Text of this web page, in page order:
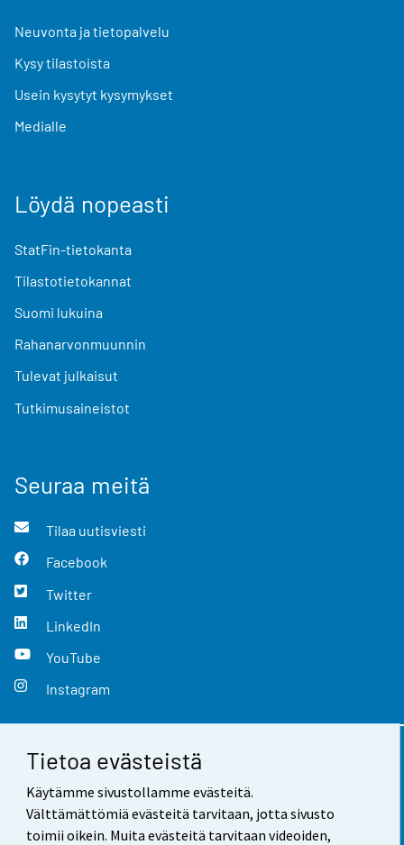
Tietoa evästeistä
Käytämme sivustollamme evästeitä.
Välttämättömiä evästeitä tarvitaan, jotta sivusto
toimii oikein. Muita evästeitä tarvitaan videoiden,
Neuvonta ja tietopalvelu
Kysy tilastoista
Usein kysytyt kysymykset
Medialle
Löydä nopeasti
StatFin-tietokanta
Tilastotietokannat
Suomi lukuina
Rahanarvonmuunnin
Tulevat julkaisut
Tutkimusaineistot
Seuraa meitä
Tilaa uutisviesti
Facebook
Twitter
LinkedIn
YouTube
Instagram
Yhteystiedot
Palaute
Käyttöehdot